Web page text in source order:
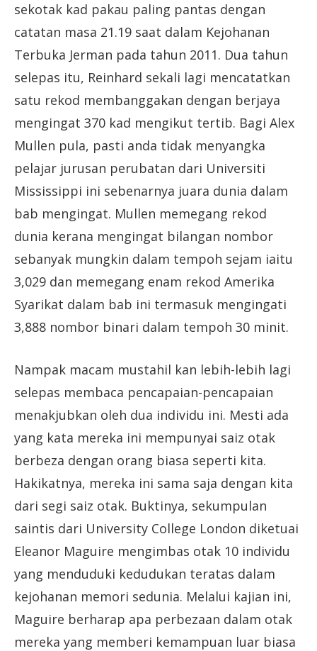
sekotak kad pakau paling pantas dengan
catatan masa 21.19 saat dalam Kejohanan
Terbuka Jerman pada tahun 2011. Dua tahun
selepas itu, Reinhard sekali lagi mencatatkan
satu rekod membanggakan dengan berjaya
mengingat 370 kad mengikut tertib. Bagi Alex
Mullen pula, pasti anda tidak menyangka
pelajar jurusan perubatan dari Universiti
Mississippi ini sebenarnya juara dunia dalam
bab mengingat. Mullen memegang rekod
dunia kerana mengingat bilangan nombor
sebanyak mungkin dalam tempoh sejam iaitu
3,029 dan memegang enam rekod Amerika
Syarikat dalam bab ini termasuk mengingati
3,888 nombor binari dalam tempoh 30 minit.
Nampak macam mustahil kan lebih-lebih lagi
selepas membaca pencapaian-pencapaian
menakjubkan oleh dua individu ini. Mesti ada
yang kata mereka ini mempunyai saiz otak
berbeza dengan orang biasa seperti kita.
Hakikatnya, mereka ini sama saja dengan kita
dari segi saiz otak. Buktinya, sekumpulan
saintis dari University College London diketuai
Eleanor Maguire mengimbas otak 10 individu
yang menduduki kedudukan teratas dalam
kejohanan memori sedunia. Melalui kajian ini,
Maguire berharap apa perbezaan dalam otak
mereka yang memberi kemampuan luar biasa